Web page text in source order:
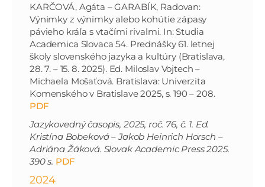
KARČOVÁ, Agáta – GARABÍK, Radovan:
Výnimky z výnimky alebo kohútie zápasy
pávieho kráľa s vtačími rivalmi. In: Studia
Academica Slovaca 54. Prednášky 61. letnej
školy slovenského jazyka a kultúry (Bratislava,
28. 7. – 15. 8. 2025). Ed. Miloslav Vojtech –
Michaela Mošaťová. Bratislava: Univerzita
Komenského v Bratislave 2025, s. 190 – 208.
PDF
Jazykovedný časopis, 2025, roč. 76, č. 1. Ed.
Kristína Bobeková – Jakob Heinrich Horsch –
Adriána Žáková. Slovak Academic Press 2025.
390 s. PDF
2024